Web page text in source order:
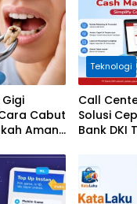
Cabut
Aman
Teknologi
Call
Solusi
Bank DKI